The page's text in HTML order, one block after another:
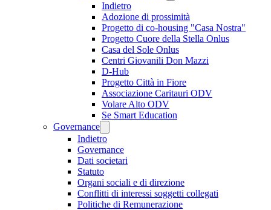
Indietro
Adozione di prossimità
Progetto di co-housing "Casa Nostra"
Progetto Cuore della Stella Onlus
Casa del Sole Onlus
Centri Giovanili Don Mazzi
D-Hub
Progetto Città in Fiore
Associazione Caritauri ODV
Volare Alto ODV
Se Smart Education
Governance
Indietro
Governance
Dati societari
Statuto
Organi sociali e di direzione
Conflitti di interessi soggetti collegati
Politiche di Remunerazione